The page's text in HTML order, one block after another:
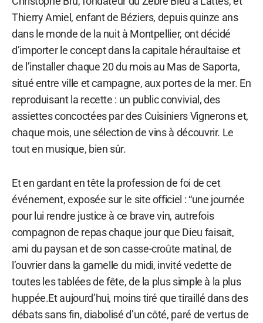
Thierry Amiel, enfant de Béziers, depuis quinze ans
dans le monde de la nuit à Montpellier, ont décidé
d’importer le concept dans la capitale héraultaise et
de l’installer chaque 20 du mois au Mas de Saporta,
situé entre ville et campagne, aux portes de la mer. En
reproduisant la recette : un public convivial, des
assiettes concoctées par des Cuisiniers Vignerons et,
chaque mois, une sélection de vins à découvrir. Le
tout en musique, bien sûr.
Et en gardant en tête la profession de foi de cet
événement, exposée sur le site officiel : “une journée
pour lui rendre justice à ce brave vin, autrefois
compagnon de repas chaque jour que Dieu faisait,
ami du paysan et de son casse-croûte matinal, de
l’ouvrier dans la gamelle du midi, invité vedette de
toutes les tablées de fête, de la plus simple à la plus
huppée.Et aujourd’hui, moins tiré que tiraillé dans des
débats sans fin, diabolisé d’un côté, paré de vertus de